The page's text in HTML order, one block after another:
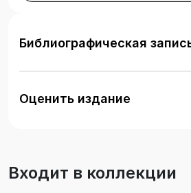
образовательную систему,
становлению
расширить
кругозор, актуализировать
Библиографическая
Оценить издание
Входит в коллекции